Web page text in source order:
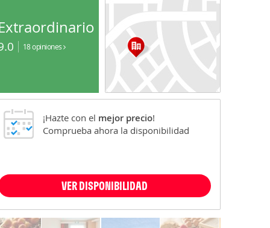
18 opiniones
¡Hazte con el mejor precio!
Comprueba ahora la disponibilidad
VER DISPONIBILIDAD